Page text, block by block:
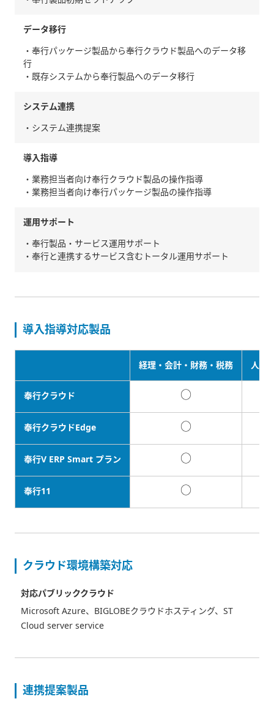
データ移行
・奉行パッケージ製品から奉行クラウド製品へのデータ移
行
・既存システムから奉行製品へのデータ移行
システム連携
・システム連携提案
導入指導
・業務担当者向け奉行クラウド製品の操作指導
・業務担当者向け奉行パッケージ製品の操作指導
運用サポート
・奉行製品・サービス運用サポート
・奉行と連携するサービス含むトータル運用サポート
導入指導対応製品
経理・会計・財務・税務 人事
奉行クラウド ○
奉行クラウドEdge ○
奉行V ERP Smart プラン ○
奉行11 ○
クラウド環境構築対応
対応パブリッククラウド
Microsoft Azure、BIGLOBEクラウドホスティング、ST
Cloud server service
連携提案製品